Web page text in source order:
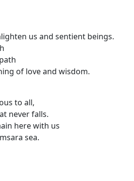
us and sentient beings.
of love and wisdom.
to all,
never falls.
here with us
sea.